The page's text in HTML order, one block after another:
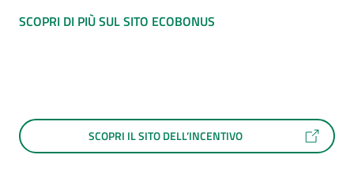
SCOPRI DI PIÙ SUL SITO ECOBONUS
SCOPRI IL SITO DELL’INCENTIVO